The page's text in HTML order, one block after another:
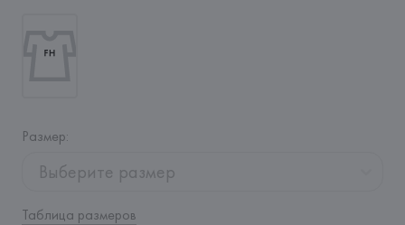
Размер:
Выберите размер
Таблица размеров